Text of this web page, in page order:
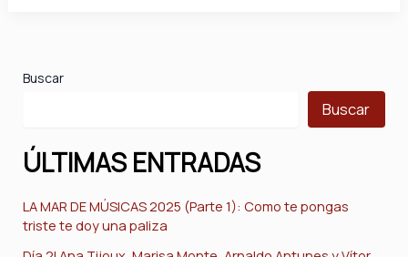
Buscar
Buscar
ÚLTIMAS ENTRADAS
LA MAR DE MÚSICAS 2025 (Parte 1): Como te pongas
triste te doy una paliza